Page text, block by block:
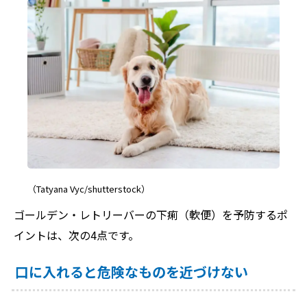
（Tatyana Vyc/shutterstock）
ゴールデン・レトリーバーの下痢（軟便）を予防するポ
イントは、次の4点です。
口に入れると危険なものを近づけない